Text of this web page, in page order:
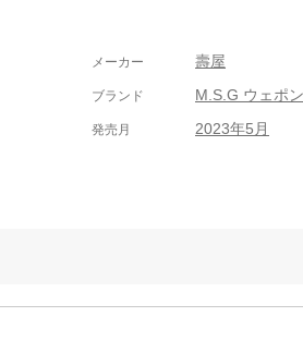
メーカー 壽屋
ブランド M.S.G ウェポ
発売月 2023年5月